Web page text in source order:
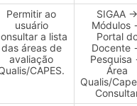
Permitir ao
usuário
a lista
das áreas de
avaliação
CAPES.
SIGAA →
Módulos
Portal
Docente
Pesquisa
Área
Qualis/